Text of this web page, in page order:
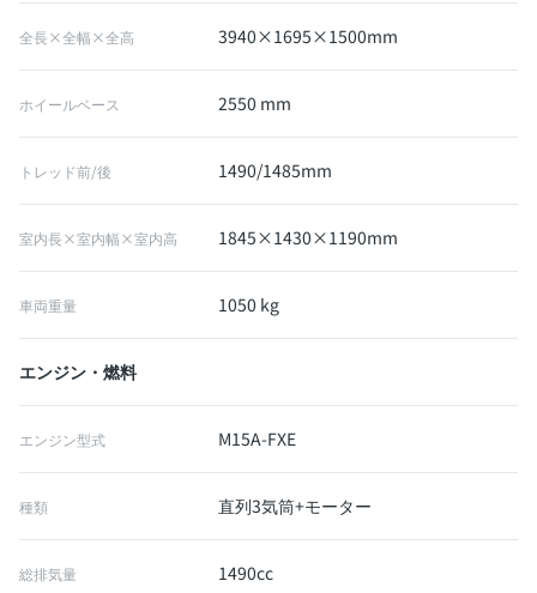
全長×全幅×全高 3940×1695×1500mm
ホイールベース 2550 mm
トレッド前/後 1490/1485mm
室内長×室内幅×室内高 1845×1430×1190mm
車両重量 1050 kg
エンジン・燃料
エンジン型式 M15A-FXE
種類 直列3気筒+モーター
総排気量 1490cc